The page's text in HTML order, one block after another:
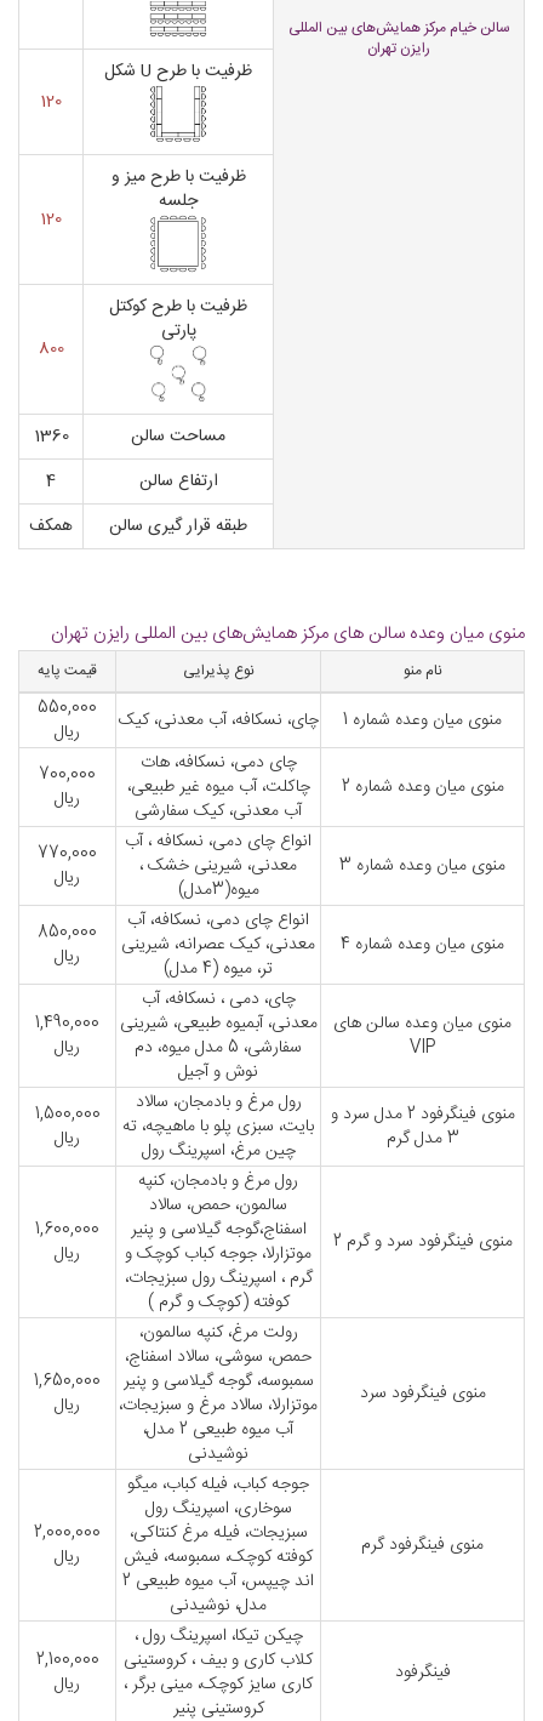
سالن خیام مرکز همایش‌های بین المللی
رایزن تهران
ظرفیت با طرح U شکل
120
ظرفیت با طرح میز و
جلسه
120
ظرفیت با طرح کوکتل
پارتی
800
مساحت سالن
1360
ارتفاع سالن
4
طبقه قرار گیری سالن
همکف
منوی میان وعده سالن های مرکز همایش‌های بین المللی رایزن تهران
نام منو نوع پذیرایی قیمت پایه
منوی میان وعده شماره 1 چای، نسکافه، آب معدنی، کیک
550,000
ریال
منوی میان وعده شماره 2
چای دمی، نسکافه، هات
چاکلت، آب میوه غیر طبیعی،
آب معدنی، کیک سفارشی
700,000
ریال
منوی میان وعده شماره 3
انواع چای دمی، نسکافه ، آب
معدنی، شیرینی خشک ،
میوه(3مدل)
770,000
ریال
منوی میان وعده شماره 4
انواع چای دمی، نسکافه، آب
معدنی، کیک عصرانه، شیرینی
تر، میوه (4 مدل)
850,000
ریال
منوی میان وعده سالن های
VIP
چای، دمی ، نسکافه، آب
معدنی، آبمیوه طبیعی، شیرینی
سفارشی، 5 مدل میوه، دم
نوش و آجیل
1,490,000
ریال
منوی فینگرفود 2 مدل سرد و
3 مدل گرم
رول مرغ و بادمجان، سالاد
بایت، سبزی پلو با ماهیچه، ته
چین مرغ، اسپرینگ رول
1,500,000
ریال
منوی فینگرفود سرد و گرم 2
رول مرغ و بادمجان، کنپه
سالمون، حمص، سالاد
اسفناج،گوجه گیلاسی و پنیر
موتزارلا، جوجه کباب کوچک و
گرم ، اسپرینگ رول سبزیجات،
کوفته (کوچک و گرم )
1,600,000
ریال
منوی فینگرفود سرد
رولت مرغ، کنپه سالمون،
حمص، سوشی، سالاد اسفناج،
سمبوسه، گوجه گیلاسی و پنیر
موتزارلا، سالاد مرغ و سبزیجات،
آب میوه طبیعی 2 مدل،
نوشیدنی
1,650,000
ریال
منوی فینگرفود گرم
جوجه کباب، فیله کباب، میگو
سوخاری، اسپرینگ رول
سبزیجات، فیله مرغ کنتاکی،
کوفته کوچک، سمبوسه، فیش
اند چیپس، آب میوه طبیعی 2
مدل، نوشیدنی
2,000,000
ریال
فینگرفود
چیکن تیکا، اسپرینگ رول ،
کلاب کاری و بیف ، کروستینی
کاری سایز کوچک، مینی برگر ،
کروستینی پنیر
2,100,000
ریال